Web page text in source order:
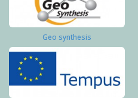
Geo synthesis